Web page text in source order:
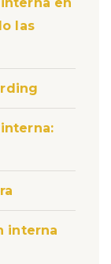
las
interna